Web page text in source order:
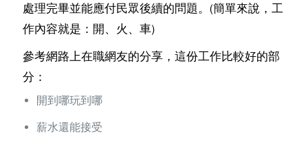
處理完畢並能應付民眾後續的問題。(簡單來說，工
作內容就是：開、火、車)
參考網路上在職網友的分享，這份工作比較好的部
分：
開到哪玩到哪
薪水還能接受